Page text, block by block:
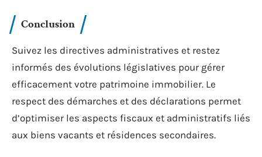
Conclusion
Suivez les directives administratives et restez
informés des évolutions législatives pour gérer
efficacement votre patrimoine immobilier. Le
respect des démarches et des déclarations permet
d’optimiser les aspects fiscaux et administratifs liés
aux biens vacants et résidences secondaires.